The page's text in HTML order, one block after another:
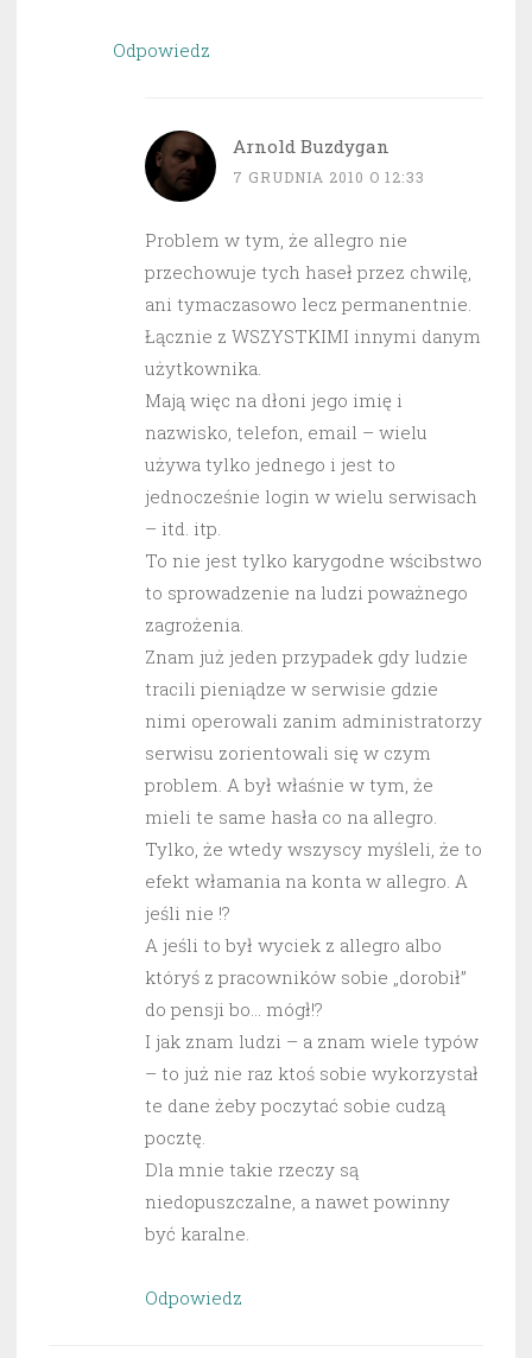
Odpowiedz
Arnold Buzdygan
7 GRUDNIA 2010 O 12:33
Problem w tym, że allegro nie
przechowuje tych haseł przez chwilę,
ani tymaczasowo lecz permanentnie.
Łącznie z WSZYSTKIMI innymi danym
użytkownika.
Mają więc na dłoni jego imię i
nazwisko, telefon, email – wielu
używa tylko jednego i jest to
jednocześnie login w wielu serwisach
– itd. itp.
To nie jest tylko karygodne wścibstwo
to sprowadzenie na ludzi poważnego
zagrożenia.
Znam już jeden przypadek gdy ludzie
tracili pieniądze w serwisie gdzie
nimi operowali zanim administratorzy
serwisu zorientowali się w czym
problem. A był właśnie w tym, że
mieli te same hasła co na allegro.
Tylko, że wtedy wszyscy myśleli, że to
efekt włamania na konta w allegro. A
jeśli nie !?
A jeśli to był wyciek z allegro albo
któryś z pracowników sobie „dorobił”
do pensji bo… mógł!?
I jak znam ludzi – a znam wiele typów
– to już nie raz ktoś sobie wykorzystał
te dane żeby poczytać sobie cudzą
pocztę.
Dla mnie takie rzeczy są
niedopuszczalne, a nawet powinny
być karalne.
Odpowiedz